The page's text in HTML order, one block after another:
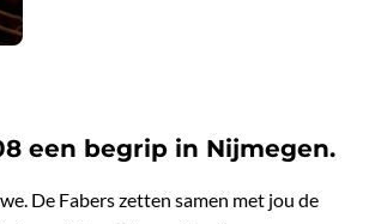
een begrip in Nijmegen.
De Fabers zetten samen met jou de